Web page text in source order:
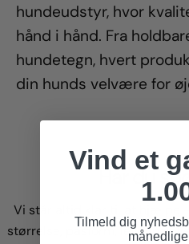
hundeudstyr, hvor
hånd i hånd. Fra
hundetegn, hvert
din hunds velvære for
Har du
Vi står altid klar til at hjælpe –
størrelse, pasform, levering
Vind et
Tilmeld dig